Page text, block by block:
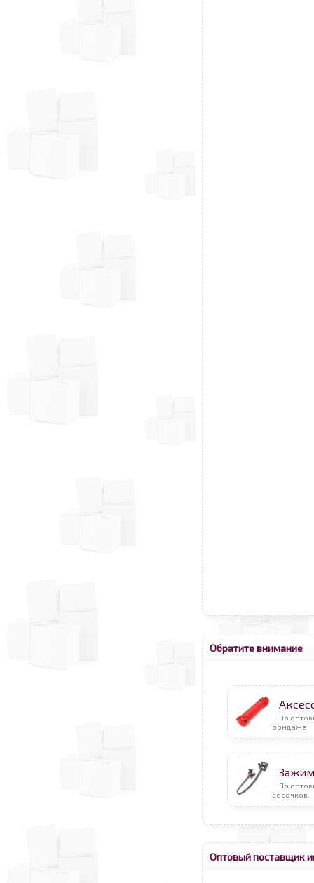
Обратите внимание
По
бондажа.
По
сосочков.
Оптовый поставщик